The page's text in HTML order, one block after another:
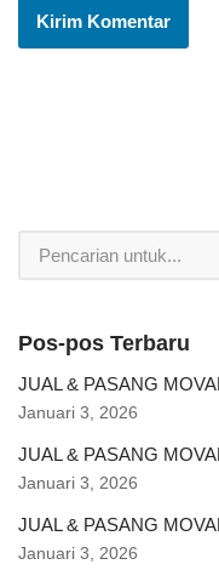
Pos-pos Terbaru
JUAL & PASANG
Januari 3, 2026
JUAL & PASANG
Januari 3, 2026
JUAL & PASANG
Januari 3, 2026